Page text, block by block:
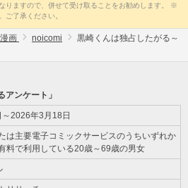
りますので、併せて受け取ることをお勧めします。 ※
ご了承ください。
画 noicomi
黒崎くんは独占したがる～
アンケート」
2026年3月18日
は主要電子コミックサービスのうちいずれか
料で利用している20歳～69歳の男女